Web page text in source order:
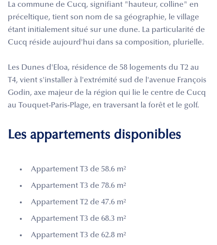
La commune de Cucq, signifiant "hauteur, colline" en
préceltique, tient son nom de sa géographie, le village
étant initialement situé sur une dune. La particularité de
Cucq réside aujourd'hui dans sa composition, plurielle.
Les Dunes d'Eloa, résidence de 58 logements du T2 au
T4, vient s'installer à l'extrémité sud de l'avenue François
Godin, axe majeur de la région qui lie le centre de Cucq
au Touquet-Paris-Plage, en traversant la forêt et le golf.
Les appartements disponibles
Appartement T3 de 58.6 m²
Appartement T3 de 78.6 m²
Appartement T2 de 47.6 m²
Appartement T3 de 68.3 m²
Appartement T3 de 62.8 m²